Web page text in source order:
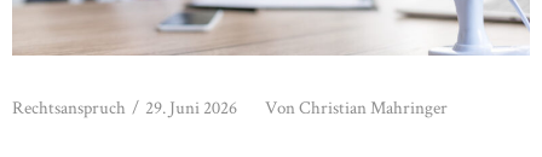
Rechtsanspruch / 29. Juni 2026 VonChristian Mahringer